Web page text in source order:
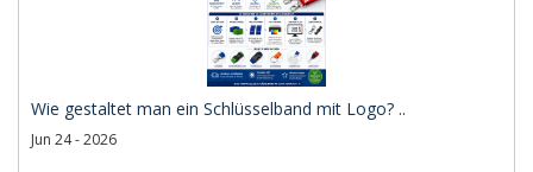
Wie gestaltet man ein Schlüsselband mit Logo? ..
Jun 24 - 2026